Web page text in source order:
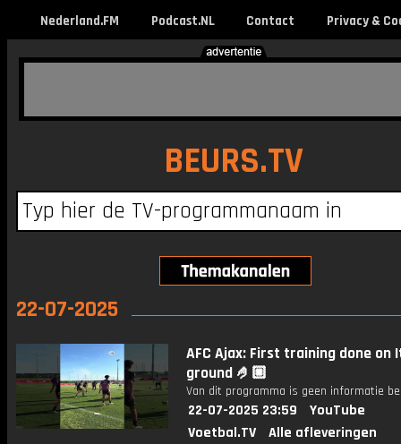
Nederland.FM Podcast.NL Contact Privacy &
BEURS.TV
22-07-2025
AFC Ajax: First training done on
ground 🤌🏼
Van dit programma is geen informatie
22-07-2025 23:59
YouTube
Voetbal.TV
Alle afleveringen